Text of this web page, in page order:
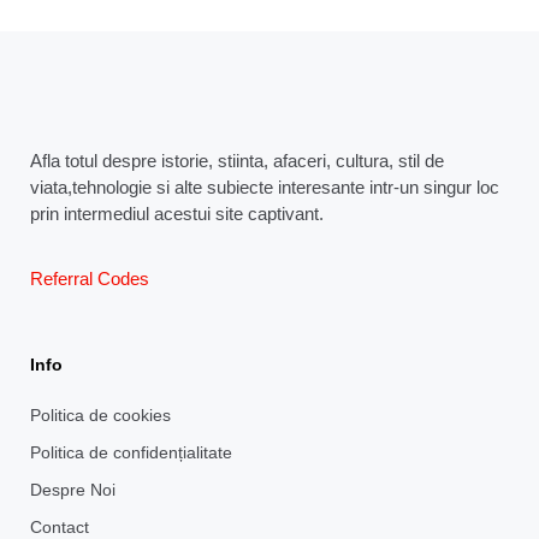
Afla totul despre istorie, stiinta, afaceri, cultura, stil de
viata,tehnologie si alte subiecte interesante intr-un singur loc
prin intermediul acestui site captivant.
Referral Codes
Info
Politica de cookies
Politica de confidențialitate
Despre Noi
Contact